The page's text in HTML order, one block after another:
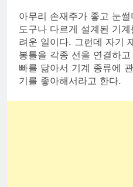
아무리 손재주가 좋고 눈
도구나 다르게 설계된 기
려운 일이다. 그런데 자기
봉틀을 각종 선을 연결하
빠를 닮아서 기계 종류에
기를 좋아해서라고 한다.